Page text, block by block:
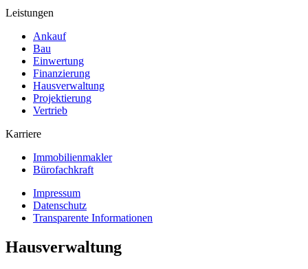
Leistungen
Ankauf
Bau
Einwertung
Finanzierung
Hausverwaltung
Projektierung
Vertrieb
Karriere
Immobilienmakler
Bürofachkraft
Impressum
Datenschutz
Transparente Informationen
Hausverwaltung